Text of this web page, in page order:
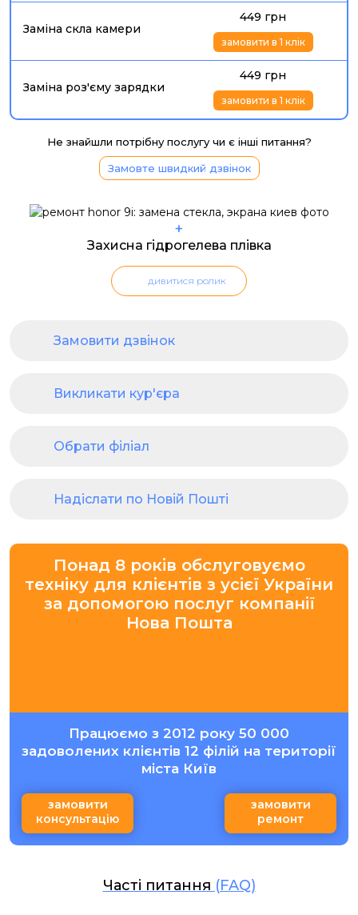
Заміна скла камери
449 грн
замовити в 1 клік
Заміна роз'єму зарядки
449 грн
замовити в 1 клік
Не знайшли потрібну послугу чи є інші питання?
Замовте швидкий дзвінок
+
Захисна гідрогелева плівка
дивитися ролик
Замовити дзвінок
Викликати кур'єра
Обрати філіал
Надіслати по Новій Пошті
Понад 8 років обслуговуємо
техніку для клієнтів з усієї України
за допомогою послуг компанії
Нова Пошта
Працюємо з 2012 року 50 000
задоволених клієнтів 12 філій на території
міста Київ
замовити
консультацію
замовити
ремонт
Часті питання (FAQ)